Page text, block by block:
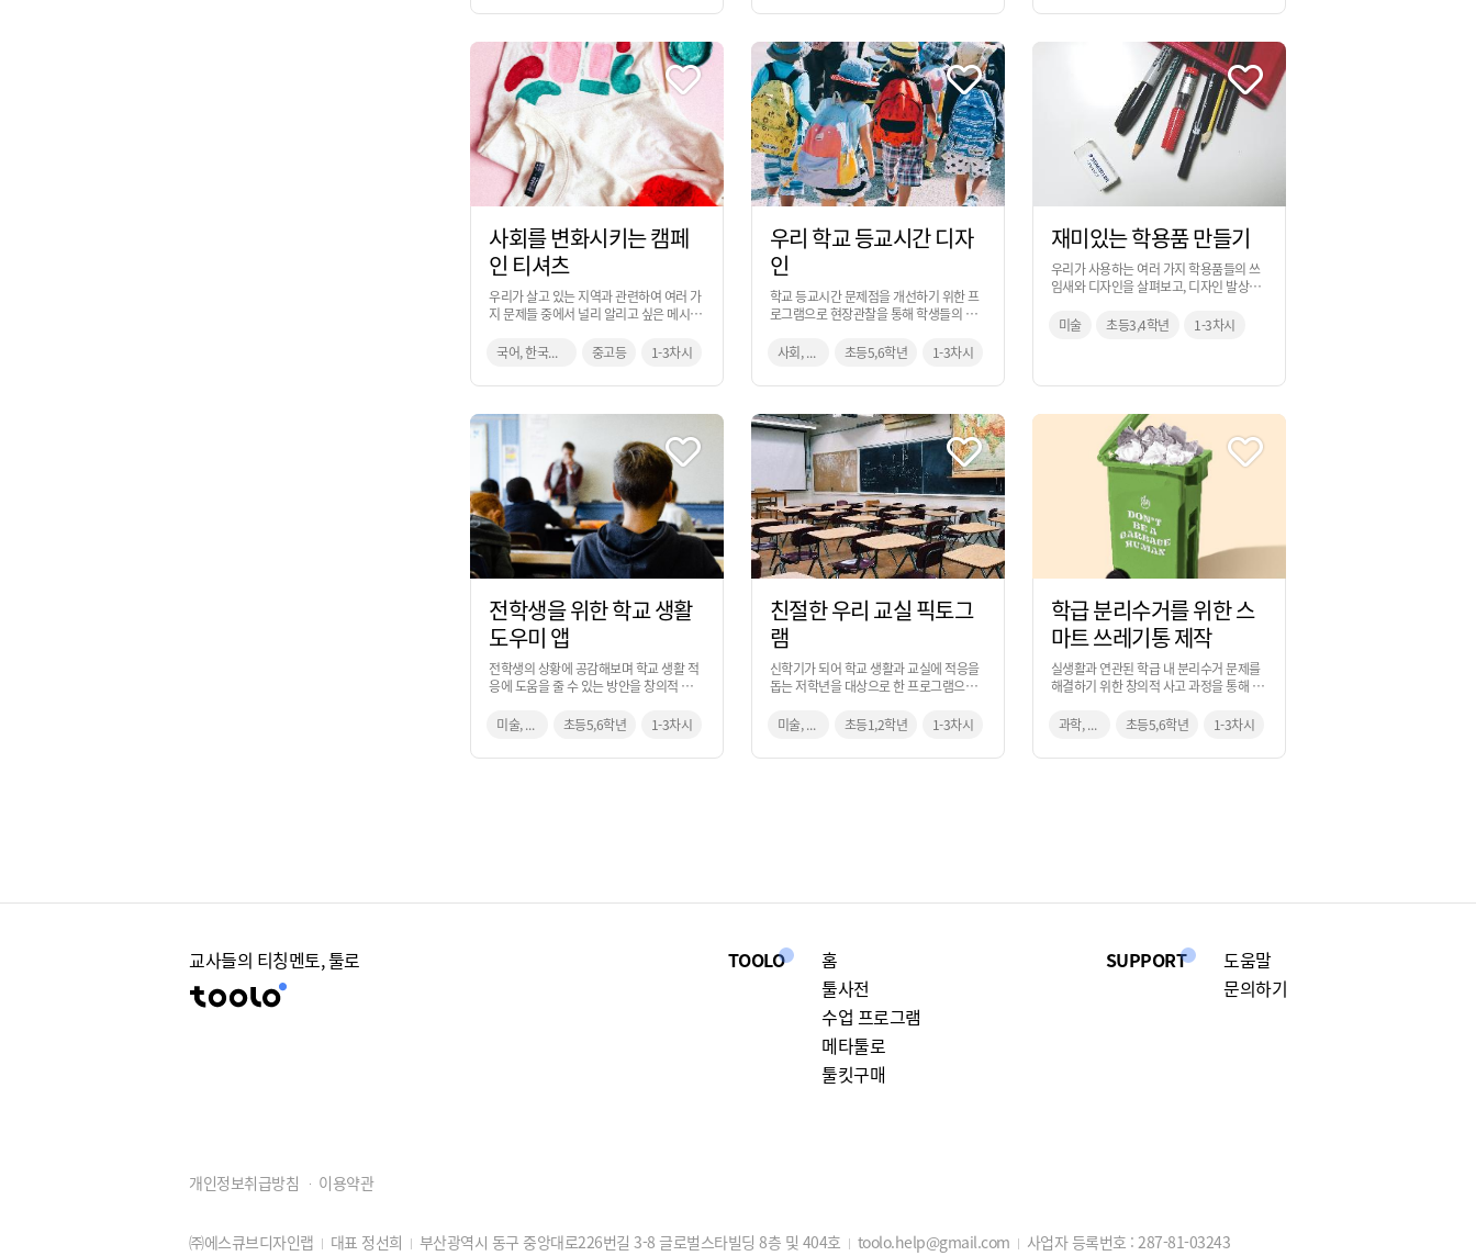
활용하여 진행하는 것을 추천합니다.
사회를 변화시키는 캠페
인 티셔츠
우리가 살고 있는 지역과 관련하여 여러 가
지 문제들 중에서 널리 알리고 싶은 메시지
니다.
국어, 한국사, 지리, 미술 중고등 1-3차시
우리 학교 등교시간 디자
인
학교 등교시간 문제점을 개선하기 위한 프
로그램으로 현장관찰을 통해 학생들의 문
디어를 내보는 활동입니다. 등교시간을 활
용하여 디자이너의 관점에서 사고하며 현
장 조사를 진행합니다.
사회, 미술 초등5,6학년 1-3차시
재미있는 학용품 만들기
우리가 사용하는 여러 가지 학용품들의 쓰
임새와 디자인을 살펴보고, 디자인 발상을
입니다.
미술 초등3,4학년 1-3차시
전학생을 위한 학교 생활
도우미 앱
전학생의 상황에 공감해보며 학교 생활 적
응에 도움을 줄 수 있는 방안을 창의적 사고
입니다. 미술, 실과, 생활과 윤리 초등5,6학년 1-3차시
친절한 우리 교실 픽토그
램
신학기가 되어 학교 생활과 교실에 적응을
돕는 저학년을 대상으로 한 프로그램으로
펴보고, 각 공간의 특징과 기능을 잘 표현할
수 있는 픽토그램을 제작하는 활동입니다.
미술, 통합교과 초등1,2학년 1-3차시
학급 분리수거를 위한 스
마트 쓰레기통 제작
실생활과 연관된 학급 내 분리수거 문제를
해결하기 위한 창의적 사고 과정을 통해 도
코딩을 통해 실제 제작까지 해보는 활동입
과학, 미술, 실과 초등5,6학년 1-3차시
교사들의 티칭멘토, 툴로 TOOLO
홈
툴사전
수업 프로그램
메타툴로
툴킷구매
SUPPORT
도움말
문의하기
개인정보취급방침 이용약관
㈜에스큐브디자인랩 대표 정선희 부산광역시 동구 중앙대로226번길 3-8 글로벌스타빌딩 8층 및 404호 toolo.help@gmail.com 사업자 등록번호 : 287-81-03243